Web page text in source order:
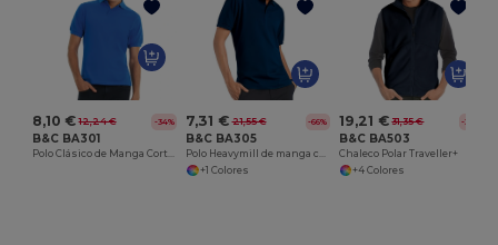
8,10 € 12,24 € -34%
B&C BA301
Polo Clásico de Manga Corta con Botones
7,31 € 21,55 € -66%
B&C BA305
Polo Heavymill de manga corta
+1 Colores
19,21 € 31,35 € -39%
B&C BA503
Chaleco Polar Traveller+
+4 Colores